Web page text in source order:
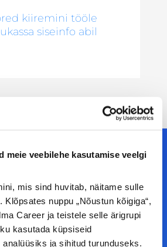
meie veebilehe kasutamise veelgi
mis sind huvitab, näitame sulle
nuppu „Nõustun kõigiga“,
Career ja teistele selle ärigrupi
kasutada küpsiseid
ja sihitud turunduseks.
kiiremini tööle
siseinfo abil
leiad!
leiad kõik vajaliku, et olla
uudistega. Kui sul on
teemade osas või soovid